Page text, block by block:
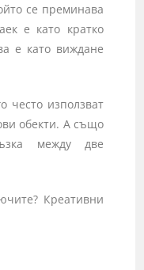
се преминава
е като кратко
е като виждане
често използват
обекти. А също
между две
Креативни